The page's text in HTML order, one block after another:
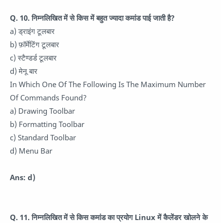
Q. 10. निम्नलिखित में से किस में बहुत ज्यादा कमांड पाई जाती है?
a) ड्राइंग टूलबार
b) फ़ॉर्मेटिंग टूलबार
c) स्टैण्डर्ड टूलबार
d) मेनू बार
In Which One Of The Following Is The Maximum Number
Of Commands Found?
a) Drawing Toolbar
b) Formatting Toolbar
c) Standard Toolbar
d) Menu Bar
Ans: d)
Q. 11. निम्नलिखित में से किस कमांड का प्रयोग Linux में कैलेंडर खोलने के